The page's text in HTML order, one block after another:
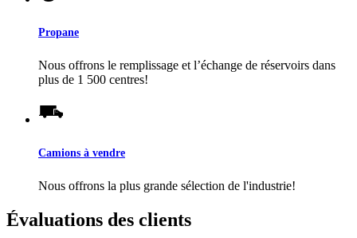
Propane
Nous offrons le remplissage et l’échange de réservoirs dans
plus de 1 500 centres!
Camions à vendre
Nous offrons la plus grande sélection de l'industrie!
Évaluations des clients